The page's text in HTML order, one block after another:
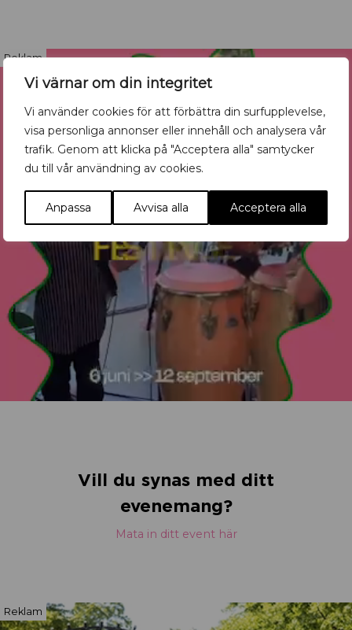
Vi värnar om din integritet
Vi använder cookies för att förbättra din surfupplevelse,
visa personliga annonser eller innehåll och analysera vår
trafik. Genom att klicka på "Acceptera alla" samtycker
du till vår användning av cookies.
Anpassa Avvisa alla Acceptera alla
Reklam
Vill du synas med ditt
evenemang?
Mata in ditt event här
Reklam